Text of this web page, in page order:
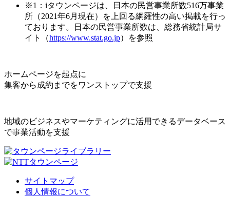
※1：iタウンページは、日本の民営事業所数516万事業
所（2021年6月現在）を上回る網羅性の高い掲載を行っ
ております。日本の民営事業所数は、総務省統計局サ
イト（https://www.stat.go.jp）を参照
ホームページを起点に
集客から成約までをワンストップで支援
地域のビジネスやマーケティングに活用できるデータベース
で事業活動を支援
サイトマップ
個人情報について